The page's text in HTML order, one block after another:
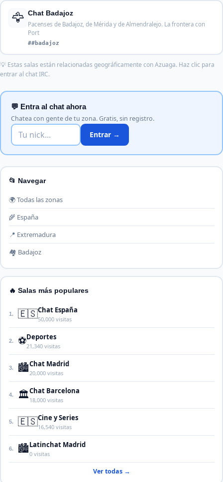
🦅 Chat Badajoz
Pacenses de Badajoz, de Mérida y de Almendralejo. La frontera con
Port
##badajoz
💡 Estas salas están relacionadas geográficamente con Azuaga. Haz clic para
entrar al chat IRC.
💬 Entra al chat ahora
Chatea con gente de tu zona. Gratis, sin registro.
Entrar →
📂 Navegar
🌍 Todas las zonas
🌾 España
📍 Extremadura
🏘️ Badajoz
🔥 Salas más populares
1. 🇪🇸Chat España
50,000 visitas
2. ⚽Deportes
21,340 visitas
3. 🏙️Chat Madrid
20,000 visitas
4. 🏛️Chat Barcelona
18,000 visitas
5. 🇪🇸Cine y Series
16,540 visitas
6. 🏙️Latinchat Madrid
0 visitas
Ver todas →